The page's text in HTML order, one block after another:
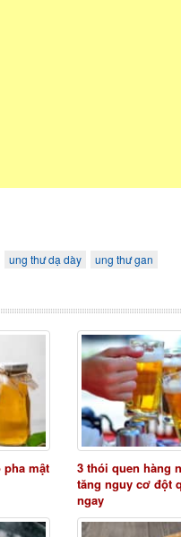
ung thư dạ dày ung thư gan
pha mật
3 thói quen hàng
tăng nguy cơ đột
ngay